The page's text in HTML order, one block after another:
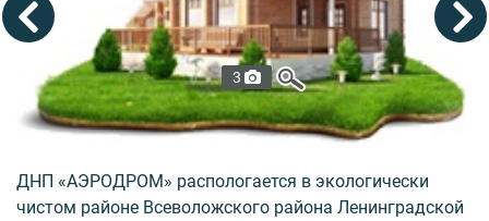
3
ДНП «АЭРОДРОМ» распологается в экологически
чистом районе Всеволожского района Ленинградской